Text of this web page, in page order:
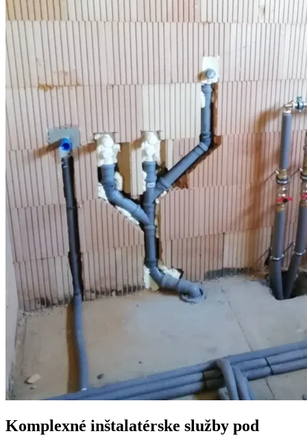
Komplexné inštalatérske služby pod